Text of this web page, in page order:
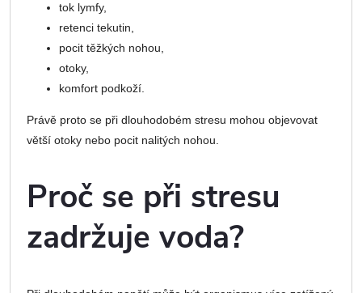
tok lymfy,
retenci tekutin,
pocit těžkých nohou,
otoky,
komfort podkoží.
Právě proto se při dlouhodobém stresu mohou objevovat
větší otoky nebo pocit nalitých nohou.
Proč se při stresu
zadržuje voda?